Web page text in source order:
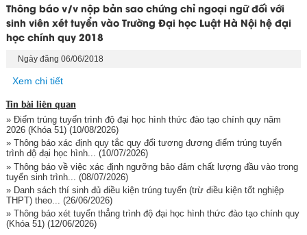
Thông báo v/v nộp bản sao chứng chỉ ngoại ngữ đối với
sinh viên xét tuyển vào Trường Đại học Luật Hà Nội hệ đại
học chính quy 2018
Ngày đăng 06/06/2018
Xem chi tiết
Tin bài liên quan
» Điểm trúng tuyển trình độ đại học hình thức đào tạo chính quy năm
2026 (Khóa 51)(10/08/2026)
» Thông báo xác định quy tắc quy đổi tương đương điểm trúng tuyển
trình độ đại học hình... (10/07/2026)
» Thông báo về việc xác định ngưỡng bảo đảm chất lượng đầu vào trong
tuyển sinh trình...
(08/07/2026)
» Danh sách thí sinh đủ điều kiện trúng tuyển (trừ điều kiện tốt nghiệp
THPT) theo... (26/06/2026)
» Thông báo xét tuyển thẳng trình độ đại học hình thức đào tạo chính quy
(Khóa 51)(12/06/2026)